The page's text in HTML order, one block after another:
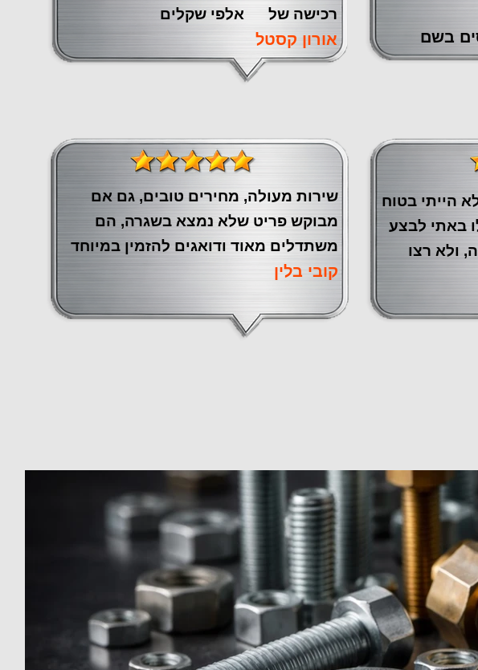
בשם
רכישה של אלפי שקלים
אורון קסטל
הייתי בטוח
באתי לבצע
ולא רצו
שירות מעולה, מחירים טובים, גם אם
מבוקש פריט שלא נמצא בשגרה, הם
משתדלים מאוד ודואגים להזמין במיוחד
קובי בלין